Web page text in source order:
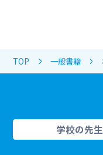
TOP 一般書籍
学校の先